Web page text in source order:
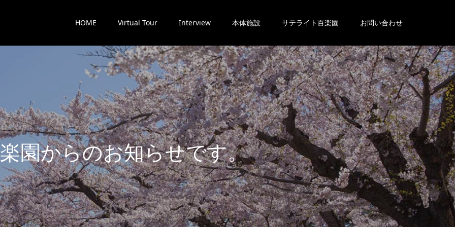
HOME Virtual Tour Interview 本体施設 サテライト百楽園 お問い合わせ
楽園からのお知らせです。